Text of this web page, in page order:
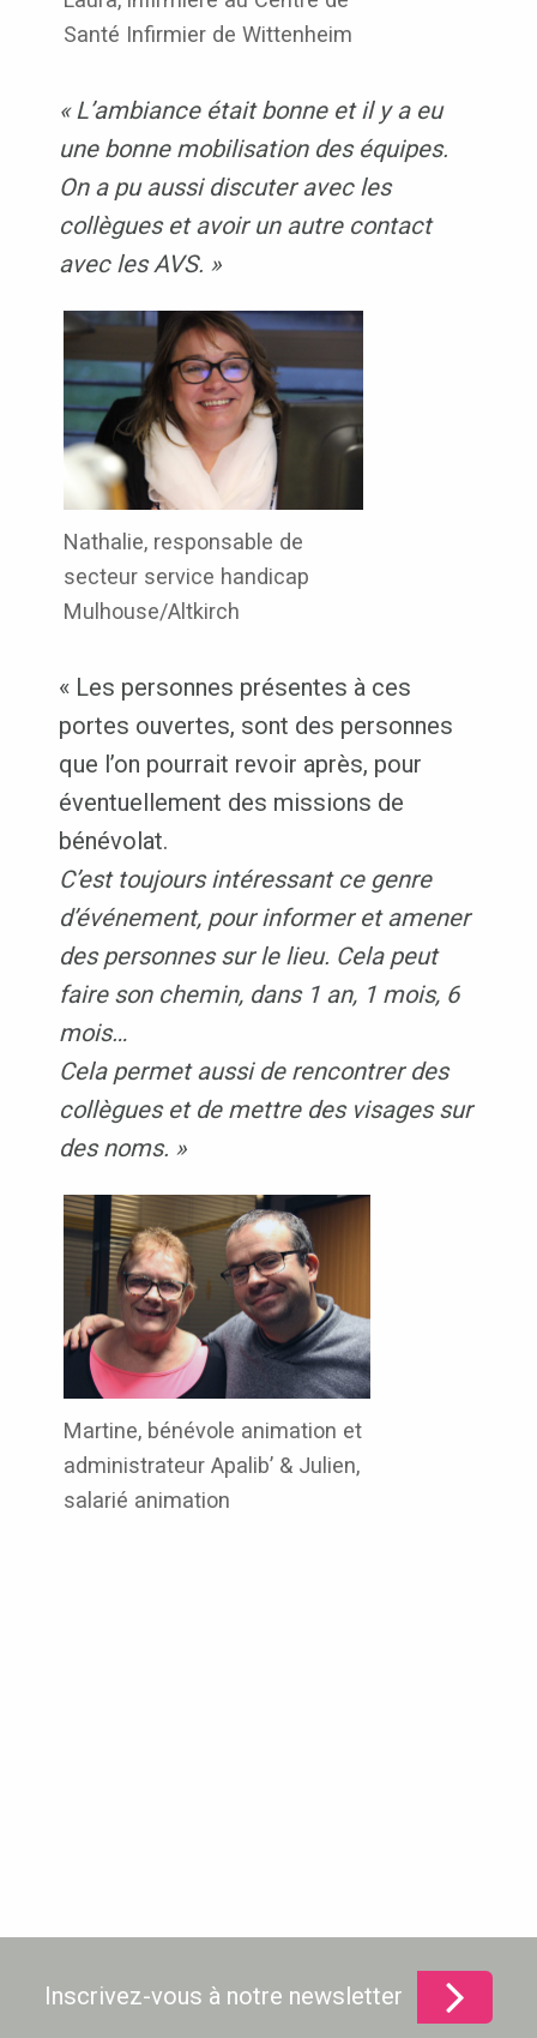
Santé Infirmier de Wittenheim
« L’ambiance était bonne et il y a eu
une bonne mobilisation des équipes.
On a pu aussi discuter avec les
collègues et avoir un autre contact
avec les AVS. »
Nathalie, responsable de
secteur service handicap
Mulhouse/Altkirch
« Les personnes présentes à ces
portes ouvertes, sont des personnes
que l’on pourrait revoir après, pour
éventuellement des missions de
bénévolat.
C’est toujours intéressant ce genre
d’événement, pour informer et amener
des personnes sur le lieu. Cela peut
faire son chemin, dans 1 an, 1 mois, 6
mois…
Cela permet aussi de rencontrer des
collègues et de mettre des visages sur
des noms. »
Martine, bénévole animation et
administrateur Apalib’ & Julien,
salarié animation
Inscrivez-vous à notre newsletter